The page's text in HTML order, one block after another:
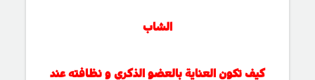
الشاب
كيف تكون العناية بالعضو الذكري و نظافته عند